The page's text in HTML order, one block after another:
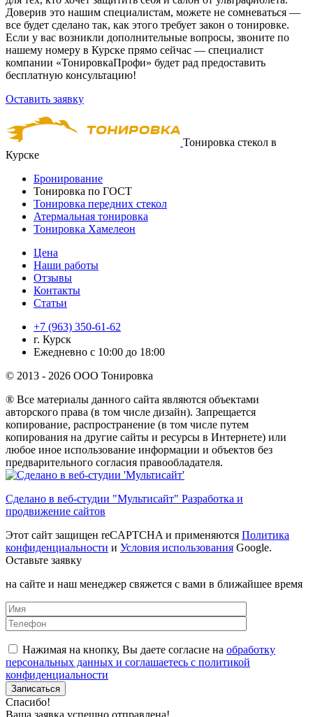
Доверив это нашим специалистам, можете не сомневаться —
все будет сделано так, как этого требует закон о тонировке.
Если у вас возникли дополнительные вопросы, звоните по
нашему номеру в Курске прямо сейчас — специалист
компании «ТонировкаПрофи» будет рад предоставить
бесплатную консультацию!
Оставить заявку
Тонировка стекол в
Курске
Бронирование
Тонировка по ГОСТ
Тонировка передних стекол
Атермальная тонировка
Тонировка Хамелеон
Цена
Наши работы
Отзывы
Контакты
Статьи
+7 (963) 350-61-62
г. Курск
Ежедневно с 10:00 до 18:00
© 2013 - 2026 ООО Тонировка
® Все материалы данного сайта являются объектами
авторского права (в том числе дизайн). Запрещается
копирование, распространение (в том числе путем
копирования на другие сайты и ресурсы в Интернете) или
любое иное использование информации и объектов без
предварительного согласия правообладателя.
Сделано в веб-студии "Мультисайт" Разработка и
продвижение сайтов
Этот сайт защищен reCAPTCHA и применяются Политика
конфиденциальности и Условия использования Google.
Оставьте заявку
на сайте и наш менеджер свяжется с вами в ближайшее время
Нажимая на кнопку, Вы даете согласие на обработку
персональных данных и соглашаетесь с политикой
конфиденциальности
Спасибо!